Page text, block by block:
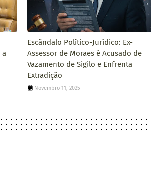
a
Escândalo Político-Jurídico: Ex-
Assessor de Moraes é Acusado de
Vazamento de Sigilo e Enfrenta
Extradição
Novembro 11, 2025